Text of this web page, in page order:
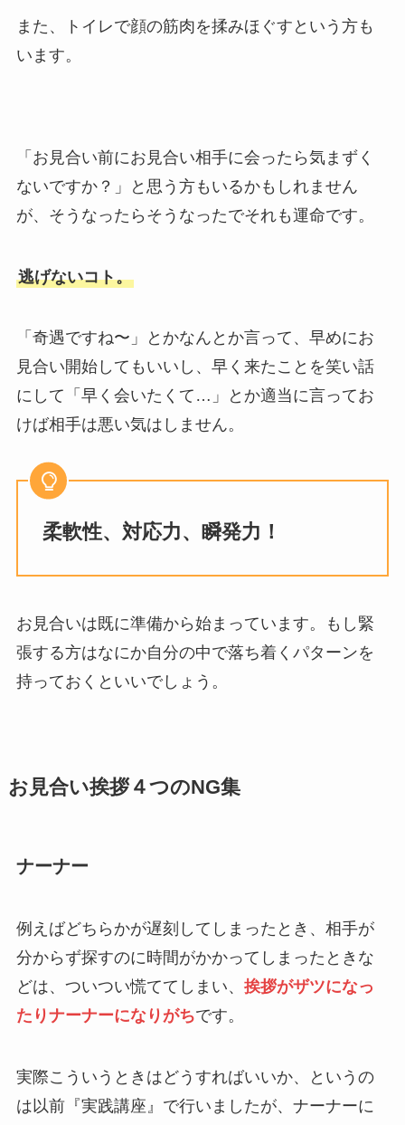
また、トイレで顔の筋肉を揉みほぐすという方も
います。
「お見合い前にお見合い相手に会ったら気まずく
ないですか？」と思う方もいるかもしれません
が、そうなったらそうなったでそれも運命です。
逃げないコト。
「奇遇ですね〜」とかなんとか言って、早めにお
見合い開始してもいいし、早く来たことを笑い話
にして「早く会いたくて…」とか適当に言ってお
けば相手は悪い気はしません。
柔軟性、対応力、瞬発力！
お見合いは既に準備から始まっています。もし緊
張する方はなにか自分の中で落ち着くパターンを
持っておくといいでしょう。
お見合い挨拶４つのNG集
ナーナー
例えばどちらかが遅刻してしまったとき、相手が
分からず探すのに時間がかかってしまったときな
どは、ついつい慌ててしまい、 挨拶がザツになっ
たりナーナーになりがちです。
実際こういうときはどうすればいいか、というの
は以前『実践講座』で行いましたが、ナーナーに